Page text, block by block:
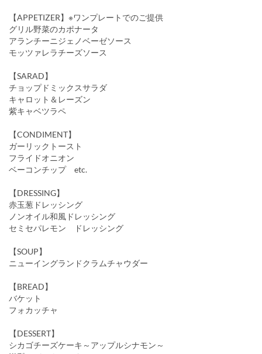
【APPETIZER】※ワンプレートでのご提供
グリル野菜のカポナータ
アランチーニジェノベーゼソース
モッツァレラチーズソース
【SARAD】
チョップドミックスサラダ
キャロット＆レーズン
紫キャベツラペ
【CONDIMENT】
ガーリックトースト
フライドオニオン
ベーコンチップ etc.
【DRESSING】
赤玉葱ドレッシング
ノンオイル和風ドレッシング
セミセパレモン ドレッシング
【SOUP】
ニューイングランドクラムチャウダー
【BREAD】
バケット
フォカッチャ
【DESSERT】
シカゴチーズケーキ～アップルシナモン～